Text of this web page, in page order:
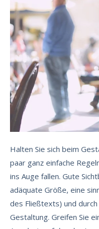
Halten Sie sich beim
paar ganz einfache
ins Auge fallen. Gute
adäquate Größe, eine
des Fließtexts) und
Gestaltung. Greifen Sie